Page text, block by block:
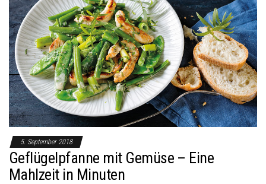
5. September 2018
Geflügelpfanne mit Gemüse – Eine
Mahlzeit in Minuten